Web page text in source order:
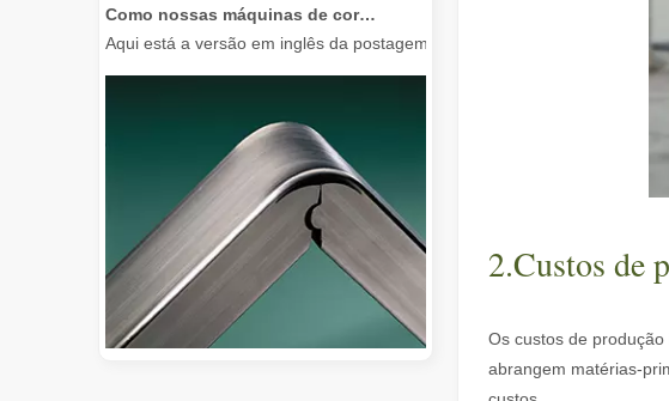
Aqui está a versão em inglês da postagem do blog, adaptada para um
2.Custos de
Os custos de
abrangem matérias-